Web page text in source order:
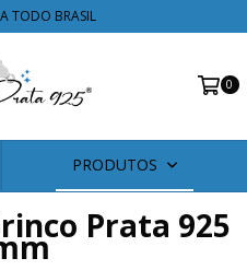
TODO BRASIL
0
PRODUTOS
Prata 925